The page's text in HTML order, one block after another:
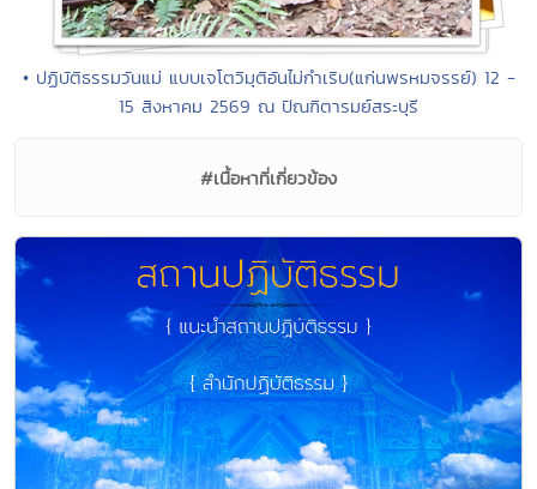
• ปฏิบัติธรรมวันแม่ แบบเจโตวิมุติอันไม่กำเริบ(แก่นพรหมจรรย์) 12 -
15 สิงหาคม 2569 ณ ปัณฑิตารมย์สระบุรี
#เนื้อหาที่เกี่ยวข้อง